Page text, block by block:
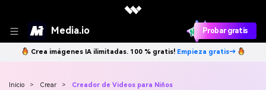
Media.io Probar gratis
Crea imágenes IA ilimitadas. 100 % gratis! Empieza gratis→
Inicio > Crear > Creador de Videos para Niños